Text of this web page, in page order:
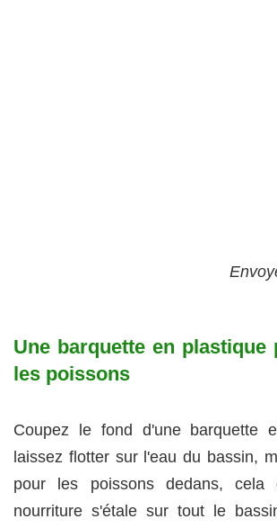
Une barquette en
les poissons
Coupez le fond d'une barquette
laissez flotter sur l'eau du bassin,
pour les poissons dedans, cela
nourriture s'étale sur tout le